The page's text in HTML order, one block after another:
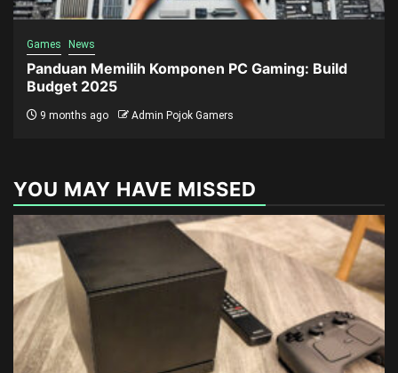
Games News
Panduan Memilih Komponen PC Gaming: Build
Budget 2025
9 months ago Admin Pojok Gamers
YOU MAY HAVE MISSED